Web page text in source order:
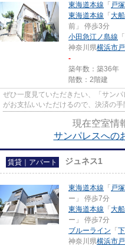
東海道本線 「 戸塚
東海道本線 「 大船
前」 停歩3分
小田急江ノ島線 「
神奈川県横浜市
-
築年数：築36年
階数：2階建
ぜひ一度見ていただきたい、「サン
がお支払いいただけるので、決済の
現在空室情
サンパレスへの
賃貸｜アパート ジュネス1
東海道本線 「 戸塚
ー」 停歩7分
東海道本線 「 大船
ー」 停歩7分
ブルーライン 「
神奈川県横浜市